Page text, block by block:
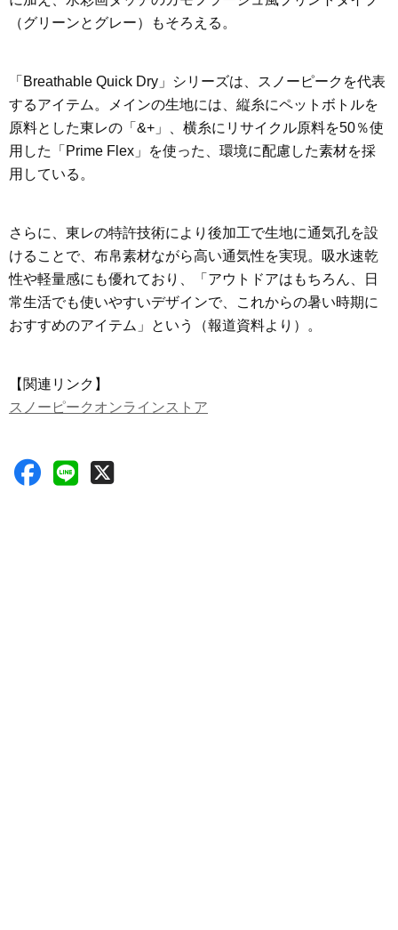
（グリーンとグレー）もそろえる。
「Breathable Quick Dry」シリーズは、スノーピークを代表
するアイテム。メインの生地には、縦糸にペットボトルを
原料とした東レの「&+」、横糸にリサイクル原料を50％使
用した「Prime Flex」を使った、環境に配慮した素材を採
用している。
さらに、東レの特許技術により後加工で生地に通気孔を設
けることで、布帛素材ながら高い通気性を実現。吸水速乾
性や軽量感にも優れており、「アウトドアはもちろん、日
常生活でも使いやすいデザインで、これからの暑い時期に
おすすめのアイテム」という（報道資料より）。
【関連リンク】
スノーピークオンラインストア